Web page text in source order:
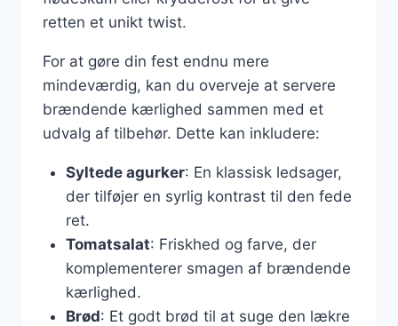
retten et unikt twist.
For at gøre din fest endnu mere
mindeværdig, kan du overveje at servere
brændende kærlighed sammen med et
udvalg af tilbehør. Dette kan inkludere:
Syltede agurker: En klassisk ledsager,
der tilføjer en syrlig kontrast til den fede
ret.
Tomatsalat: Friskhed og farve, der
komplementerer smagen af brændende
kærlighed.
Brød: Et godt brød til at suge den lækre